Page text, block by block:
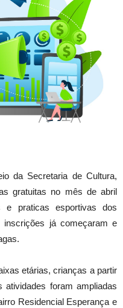
da Secretaria de Cultura,
gratuitas no mês de abril
e praticas esportivas dos
inscrições já começaram e
etárias, crianças a partir
foram ampliadas
Residencial Esperança e